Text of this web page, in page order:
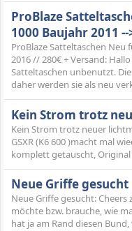
ProBlaze
1000 Baujahr 2011
ProBlaze Satteltaschen Neu
2016 // 280€ + Versand:
Satteltaschen unbenutzt.
daher werden sie als neu
Kein Strom trotz
Kein Strom trotz neuer
GSXR (K6 600 )macht mal
komplett getauscht,
Neue Griffe gesucht
Neue Griffe gesucht:
möchte bzw. brauche, wie
hat ja am Rand diesen Bund,